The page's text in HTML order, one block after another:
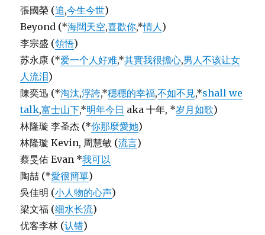
張國榮 (追,今生今世)
Beyond (*海闊天空,喜歡你,*情人 )
李宗盛 (領悟)
苏永康 (*爱一个人好难,*其實我很擔心,男人不该让女
人流泪)
陳奕迅 (*淘汰,浮誇,*穩穩的幸福,不如不見,*shall we
talk,富士山下,*明年今日 aka 十年, *岁月如歌)
林隆璇 李圣杰 (*你那麼愛她)
林隆璇 Kevin, 周慧敏 (流言)
蔡旻佑 Evan *我可以
陶喆 (*愛很簡單)
吳佳明 (小人物的心声)
梁文福 (细水长流)
优客李林 (认错)